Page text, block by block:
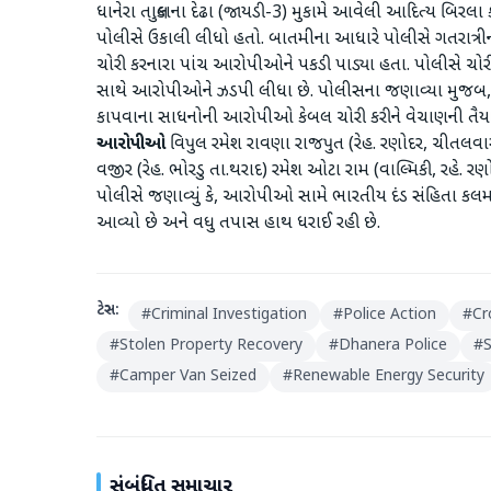
ધાનેરા તાલુકાના દેઢા (જાયડી-3) મુકામે આવેલી આદિત્ય
પોલીસે ઉકાલી લીધો હતો. બાતમીના આધારે પોલીસે
ચોરી કરનારા પાંચ આરોપીઓને પકડી પાડ્યા હતા. પોલીસે
સાથે આરોપીઓને ઝડપી લીધા છે. પોલીસના જણાવ્યા મુજબ,
કાપવાના સાધનોની આરોપીઓ કેબલ ચોરી કરીને વેચાણની
આરોપીઓવિપુલ રમેશ રાવણા રાજપુત (રેહ. રણોદર,
વજીર (રેહ. ભોરડુ તા.થરાદ) રમેશ ઓટા રામ (વાલ્મિકી, રહે.
પોલીસે જણાવ્યું કે, આરોપીઓ સામે ભારતીય દંડ સંહિતા
આવ્યો છે અને વધુ તપાસ હાથ ધરાઈ રહી છે.
ટેગ્સ: #Criminal Investigation #Police Action #
#Stolen Property Recovery #Dhanera Police #
#Camper Van Seized #Renewable Energy Security